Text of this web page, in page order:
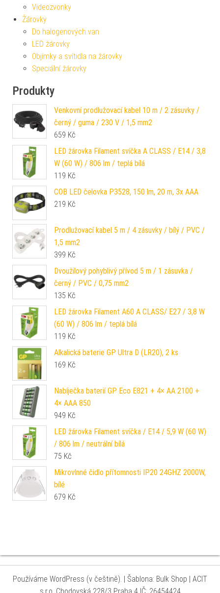
Videozvonky
Žárovky
Do halogenových van
LED žárovky
Objímky a svítidla na žárovky
Speciální žárovky
Produkty
Venkovní prodlužovací kabel 10 m / 2 zásuvky /
černý / guma / 230 V / 1,5 mm2
659 Kč
LED žárovka Filament svíčka A CLASS / E14 / 3,8
W (60 W) / 806 lm / teplá bílá
119 Kč
COB LED čelovka P3528, 150 lm, 20 m, 3x AAA
219 Kč
Prodlužovací kabel 5 m / 4 zásuvky / bílý / PVC /
1,5 mm2
399 Kč
Dvoužilový pohyblivý přívod 5 m / 1 zásuvka /
černý / PVC / 0,75 mm2
135 Kč
LED žárovka Filament A60 A CLASS/ E27 / 3,8 W
(60 W) / 806 lm / teplá bílá
119 Kč
Alkalická baterie GP Ultra D (LR20), 2 ks
169 Kč
Nabíječka baterií GP Eco E821 + 4× AA 2100 +
4× AAA 850
949 Kč
LED žárovka Filament svíčka / E14 / 5,9 W (60 W)
/ 806 lm / neutrální bílá
75 Kč
Mikrovlnné čidlo přítomnosti IP20 24GHZ 2000W,
bílé
679 Kč
Používáme WordPress (v češtině). | Šablona: Bulk Shop | ACIT